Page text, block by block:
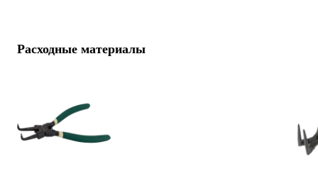
Расходные материалы